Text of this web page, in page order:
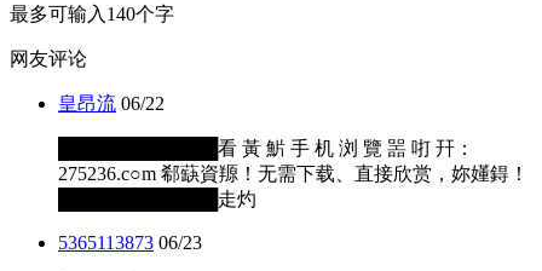
最多可输入140个字
网友评论
皇昂流 06/22
████████████看 黃 魸 手 机 浏 覽 噐 咑 幵：
275236.c○m 郗蒛資羱！无需下载、直接欣赏，妳嬞鍀！
████████████走灼
5365113873 06/23